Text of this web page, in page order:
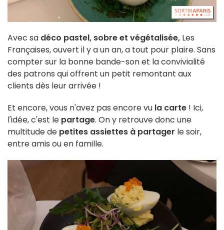
Avec sa déco pastel, sobre et végétalisée, Les
Françaises, ouvert il y a un an, a tout pour plaire. Sans
compter sur la bonne bande-son et la convivialité
des patrons qui offrent un petit remontant aux
clients dès leur arrivée !
Et encore, vous n'avez pas encore vu la carte ! Ici,
l'idée, c'est le partage. On y retrouve donc une
multitude de petites assiettes à partager le soir,
entre amis ou en famille.